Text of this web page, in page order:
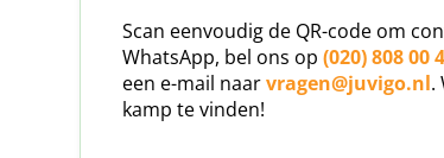
Scan eenvoudig de QR-code om
WhatsApp, bel ons op(020) 808 00
een e-mail naarvragen@juvigo.nl.
kamp te vinden!